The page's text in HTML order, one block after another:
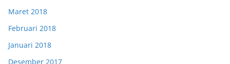
Maret 2018
Februari 2018
Januari 2018
Desember 2017